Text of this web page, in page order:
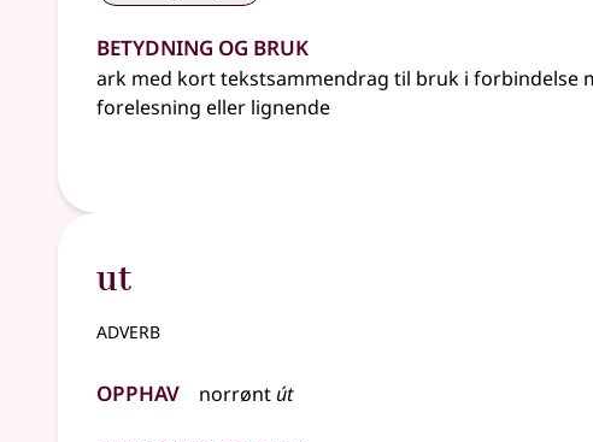
Betydning og bruk
ark med kort tekstsammendrag til bruk i forbindelse
forelesning eller lignende
ut
adverb
Opphav norrønt út